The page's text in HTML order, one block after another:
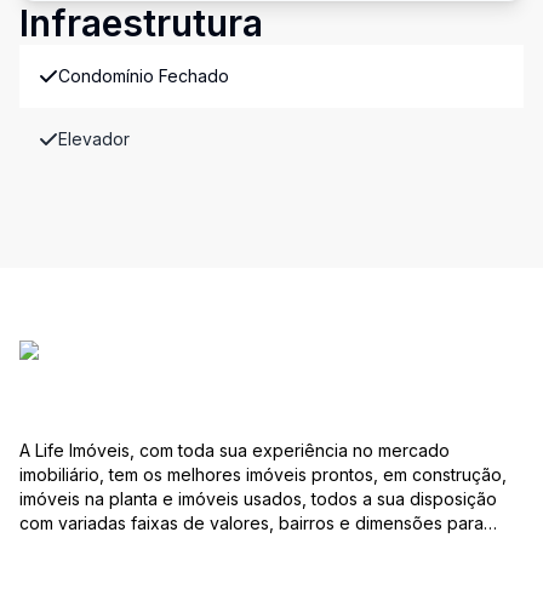
Infraestrutura
Condomínio Fechado
Elevador
A Life Imóveis, com toda sua experiência no mercado
imobiliário, tem os melhores imóveis prontos, em construção,
imóveis na planta e imóveis usados, todos a sua disposição
com variadas faixas de valores, bairros e dimensões para